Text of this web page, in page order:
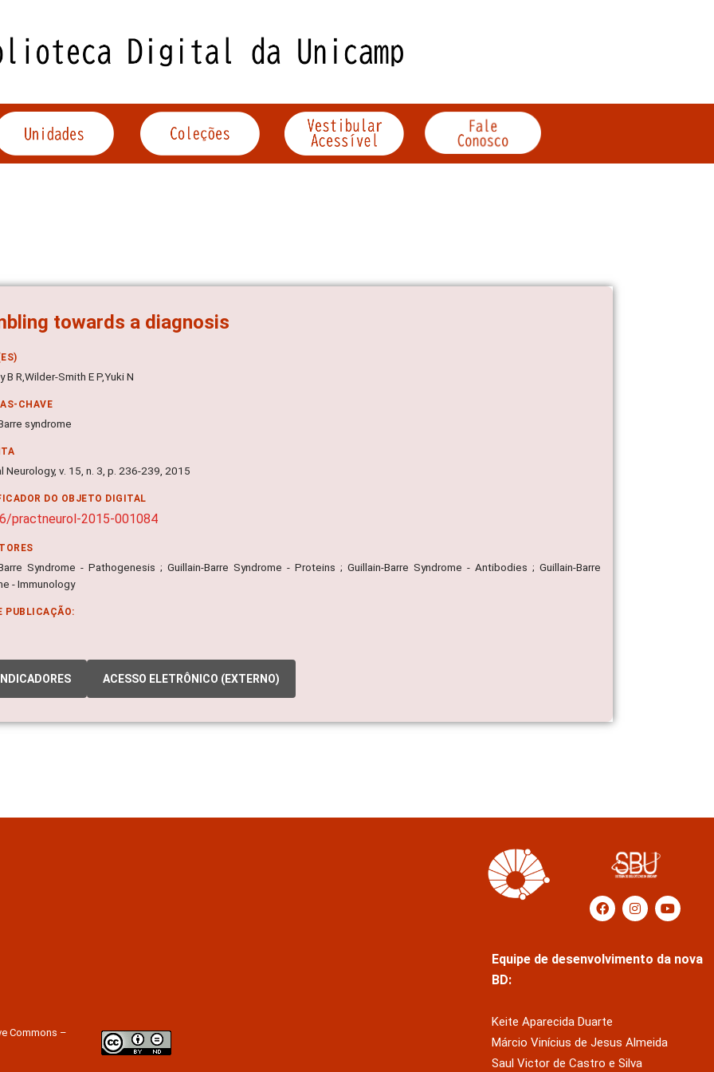
towards a diagnosis
B R,Wilder-Smith E P,Yuki N
CHAVE
syndrome
Neurology, v. 15, n. 3, p. 236-239, 2015
DO OBJETO DIGITAL
practneurol-2015-001084
Syndrome - Pathogenesis ; Guillain-Barre Syndrome - Proteins ; Guillain-Barre Syndrome - Antibodies ; Guillain-Barre
- Immunology
PUBLICAÇÃO:
INDICADORES ACESSO ELETRÔNICO (EXTERNO)
Commons –
Equipe de desenvolvimento da nova
BD:
Keite Aparecida Duarte
Márcio Vinícius de Jesus Almeida
Saul Victor de Castro e Silva